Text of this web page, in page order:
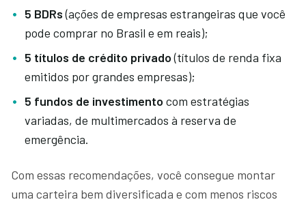
5 BDRs(ações de empresas estrangeiras que você
pode comprar no Brasil e em reais);
5 títulos de crédito privado(títulos de renda fixa
emitidos por grandes empresas);
5 fundos de investimento com estratégias
variadas, de multimercados à reserva de
emergência.
Com essas recomendações, você consegue montar
uma carteira bem diversificada e com menos riscos